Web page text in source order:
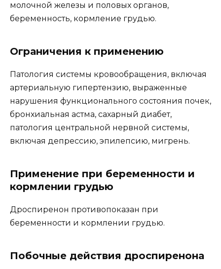
молочной железы и половых органов,
беременность, кормление грудью.
Ограничения к применению
Патология системы кровообращения, включая
артериальную гипертензию, выраженные
нарушения функционального состояния почек,
бронхиальная астма, сахарный диабет,
патология центральной нервной системы,
включая депрессию, эпилепсию, мигрень.
Применение при беременности и
кормлении грудью
Дроспиренон противопоказан при
беременности и кормлении грудью.
Побочные действия дроспиренона